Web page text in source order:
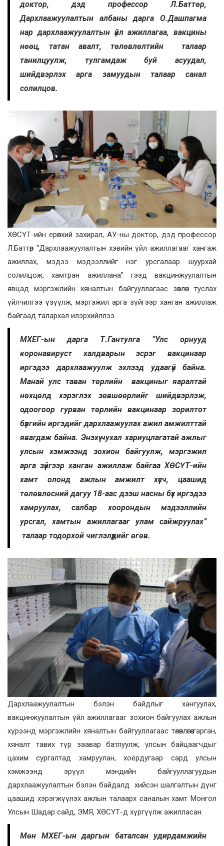
доктор, дэд профессор Л.Баттөр,
Дархлаажуулалтын албаны дарга О.Дашпагма
нар дархлаажуулалтын үйл ажиллагаа, вакцины
нөөц, татан авалт, төлөвлөлтийн талаар
танилцуулж, тулгамдаж буй асуудал,
шийдвэрлэх арга замуудын талаар санал
солилцов.
ХӨСҮТ-ийн ерөнхий захирал, АУ-ны доктор, дэд профессор
Л.Баттөр “Дархлаажуулалтын хэвийн үйл ажиллагааг хангаж
ажиллах, мэдээ мэдээллийг нэг урсгалаар шуурхай
солилцож, хамтран ажиллана” гээд вакцинжуулалтын
явцад мэргэжлийн хяналтын байгууллагаас зөвлөн туслах
үйлчилгээ үзүүлж, мэргэжил арга зүйгээр ханган ажиллаж
байгаад талархал илэрхийллээ.
МХЕГ-ын дарга Т.Гантулга “Улс орнууд
коронавируст халдварын эсрэг вакцинаар
иргэдээ дархлаажуулж эхлээд удаагүй байна.
Манай улс таван төрлийн вакциныг яаралтай
нөхцөлд хэрэглэх зөвшөөрлийг шийдвэрлэж,
одоогоор гурван төрлийн вакцинаар зорилтот
бүлгийн иргэдийг дархлаажуулах ажил амжилттай
явагдаж байна. Энэхүү чухал хариуцлагатай ажлыг
улсын хэмжээнд зохион байгуулж, мэргэжил
арга зүйгээр ханган ажиллаж байгаа ХӨСҮТ-ийн
хамт олонд ажлын амжилт хүсч, цаашид
төлөвлөсний дагуу 18-аас дээш насны бүх иргэдээ
хамруулах, салбар хоорондын мэдээллийн
урсгал, хамтын ажиллагааг улам сайжруулах”
талаар тодорхой чиглэлүүдийг өгөв.
Дархлаажуулалтын бэлэн байдлыг хангуулах,
вакцинжуулалтын үйл ажиллагааг зохион байгуулах ажлын
хүрээнд мэргэжлийн хяналтын байгууллагаас төлөвлөгөө гарган,
хяналт тавих түр заавар батлуулж, улсын байцаагчдыг
цахим сургалтад хамруулан, хоёрдугаар сард улсын
хэмжээнд эрүүл мэндийн байгууллагуудын
дархлаажуулалтын бэлэн байдалд хийсэн шалгалтын дүнг
цаашид хэрэгжүүлэх ажлын талаарх саналын хамт Монгол
Улсын Шадар сайд, ЭМЯ, ХӨСҮТ-д хүргүүлж ажилласан.
Мөн МХЕГ-ын даргын баталсан удирдамжийн